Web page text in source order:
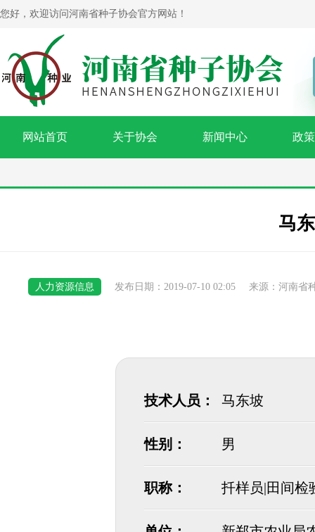
您好，欢迎访问河南省种子协会官方网站！
网站首页 关于协会 新闻中心 政
马
人力资源信息 发布日期：2019-07-10 02:05 来源：河南省
技术人员： 马东坡
性别： 男
职称： 扦样员|田间检